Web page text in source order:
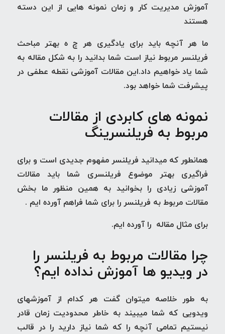
آموزش مدیریت کار و زمان نمونه هایی از این دسته
هستند
ما هر آنچه باید برای یادگیری هر چ ه بهتر مباحث
فریلنسر مربوط نیاز است شما بدانید را به شکلمقاله به
شما یاد خواهیم داد.این مقالات آموزشی نقطه عطفی در
پیشرفت شما خواهد بود.
نمونه های کابردی از مقالات
مربوط به فریلنسرینگ
همانطور که میدانید فریلنسر مفهوم جدیدی است و برای
فراگیری بهتر موضوع فریلنسری شما باید مقالات
آموزشی زیادی را بخوانید به همین منظور ما بخش
مقالات مربوط به فریلنسر را برای شما فراهم آورده ایم .
برای مثال مقاله را آورده ایم.
چرا مقالات مربوط به فریلنسر را
در ویدیو ها آموزش نداده ایم؟
به طور خلاصه میتوان گفت هر کدام از آموزشهای
ویدویی که شما میبیند به خاطر محدودیت زمان قادر
نیستیم تمامی آنچه را که شما نیاز دارید را در قالب